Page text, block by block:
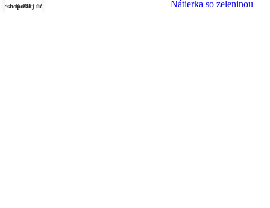
Nátierka so zeleninou
EshopKošíkMôj účet